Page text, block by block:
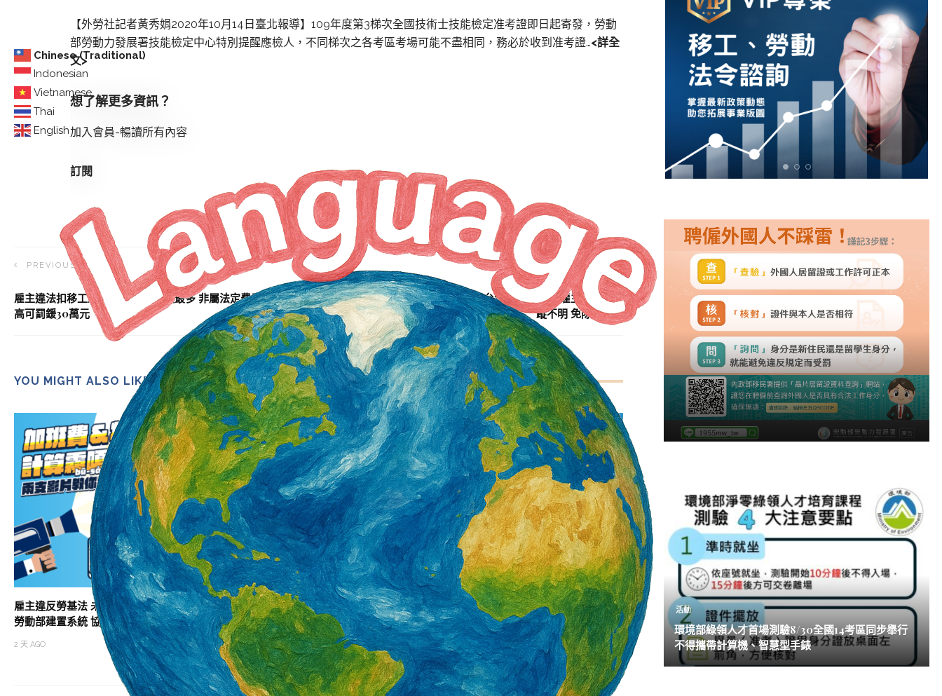
Chinese (Traditional)
Indonesian
Vietnamese
Thai
English
【外勞社記者黃秀娟2020年10月14日臺北報導】109年度第3梯次全國技術士技能檢定准考證即日起寄發，勞動
部勞動力發展署技能檢定中心特別提醒應檢人，不同梯次之各考區考場可能不盡相同，務必於收到准考證…<詳全
文>
想了解更多資訊？
加入會員-暢讀所有內容
訂閱
PREVIOUS ARTICLE
雇主違法扣移工薪資 服務費、借款最多 非屬法定費用項目 最
高可罰鍰30萬元
NEXT ARTICLE
藍委提案延長外籍家庭看護工在台年限 不可歸責雇主看護工行
蹤不明 免除空窗期
YOU MIGHT ALSO LIKE
雇主違反勞基法 未依法給付加班費居冠
勞動部建置系統 協助勞雇快速試算加班費
2 天 AGO
助攻職涯升級 北分署產投下半年開辦900
班次
2 天 AGO
營造類移工6月底突破3萬5千人 年增1千8
百人 一般營造增加最多
2 天 AGO
活動
環境部綠領人才首場測驗8/30全國14考區同步舉行
不得攜帶計算機、智慧型手錶